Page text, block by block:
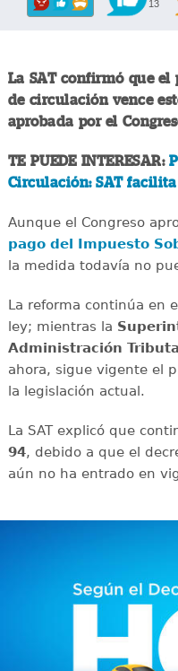
13
La SAT confirmó que el
de circulación vence
aprobada por el
TE PUEDE INTERESAR:
Circulación: SAT facilita
Aunque el Congreso
pago del Impuesto
la medida todavía no
La reforma continúa en
ley; mientras la
Administración
ahora, sigue vigente el
la legislación actual.
La SAT explicó que
94, debido a que el
aún no ha entrado en